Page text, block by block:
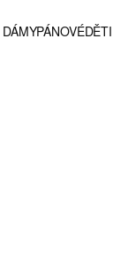
DÁMYPÁNOVÉDĚTI